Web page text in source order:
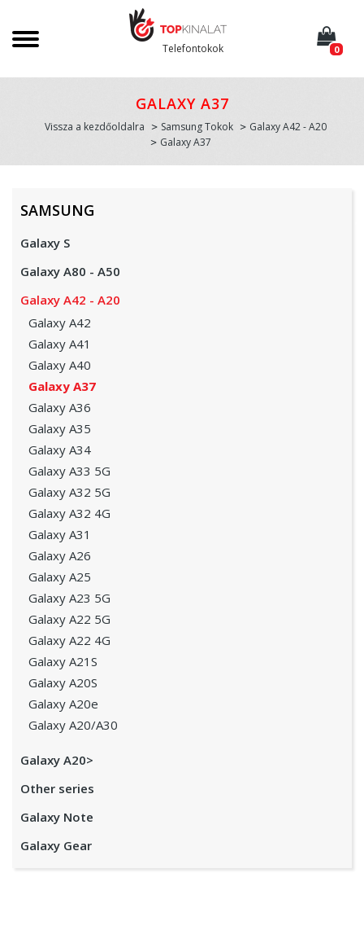
Telefontokok 0
GALAXY A37
Vissza a kezdőoldalra Samsung Tokok
Galaxy A42 - A20
Galaxy A37
SAMSUNG
Galaxy S
Galaxy A80 - A50
Galaxy A42 - A20
Galaxy A42
Galaxy A41
Galaxy A40
Galaxy A37
Galaxy A36
Galaxy A35
Galaxy A34
Galaxy A33 5G
Galaxy A32 5G
Galaxy A32 4G
Galaxy A31
Galaxy A26
Galaxy A25
Galaxy A23 5G
Galaxy A22 5G
Galaxy A22 4G
Galaxy A21S
Galaxy A20S
Galaxy A20e
Galaxy A20/A30
Galaxy A20>
Other series
Galaxy Note
Galaxy Gear